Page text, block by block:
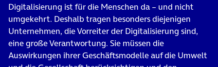
Digitalisierung ist für die Menschen da – und nicht
umgekehrt. Deshalb tragen besonders diejenigen
Unternehmen, die Vorreiter der Digitalisierung sind,
eine großeVerantwortung. Sie müssen die
Auswirkungen ihrer Geschäftsmodelle auf die Umwelt